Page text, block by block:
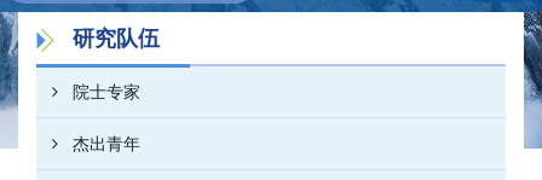
研究队伍
院士专家
杰出青年